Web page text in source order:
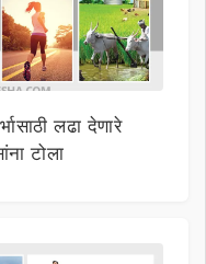
लढा देणारे
टोला